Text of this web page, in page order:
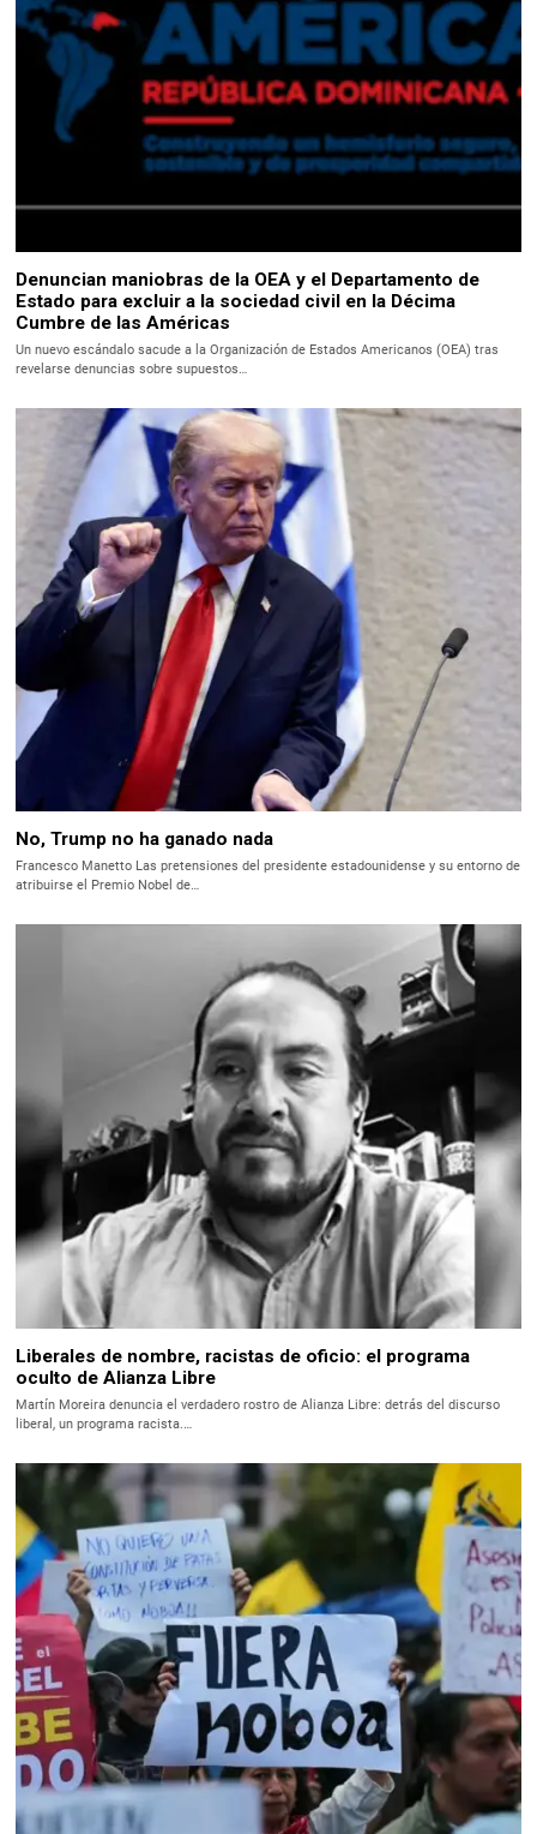
Denuncian maniobras de la OEA y el Departamento de
Estado para excluir a la sociedad civil en la Décima
Cumbre de las Américas
Un nuevo escándalo sacude a la Organización de Estados Americanos (OEA) tras
revelarse denuncias sobre supuestos…
No, Trump no ha ganado nada
Francesco Manetto Las pretensiones del presidente estadounidense y su entorno de
atribuirse el Premio Nobel de…
Liberales de nombre, racistas de oficio: el programa
oculto de Alianza Libre
Martín Moreira denuncia el verdadero rostro de Alianza Libre: detrás del discurso
liberal, un programa racista.…